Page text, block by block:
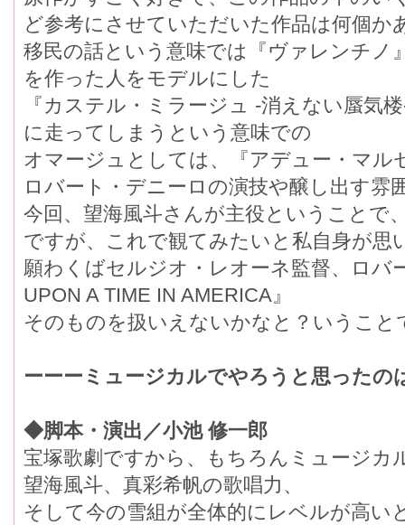
ど参考にさせていただいた作品は何個か
移民の話という意味では『ヴァレンチノ
を作った人をモデルにした
『カステル・ミラージュ -消えない蜃気
に走ってしまうという意味での
オマージュとしては、『アデュー・マル
ロバート・デニーロの演技や醸し出す雰
今回、望海風斗さんが主役ということで
ですが、これで観てみたいと私自身が思
願わくばセルジオ・レオーネ監督、ロバ
UPON A TIME IN AMERICA』
そのものを扱いえないかなと？いうこ
ーーーミュージカルでやろうと思ったの
◆脚本・演出／小池 修一郎
宝塚歌劇ですから、もちろんミュージカ
望海風斗、真彩希帆の歌唱力、
そして今の雪組が全体的にレベルが高い